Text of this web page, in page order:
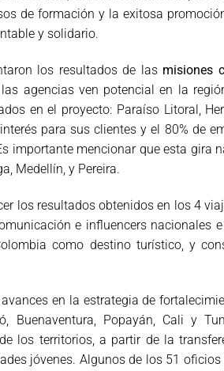
de formación y la exitosa
y solidario.
los resultados de las misiones
agencias ven potencial en la
en el proyecto: Paraíso Litoral,
para sus clientes y el 80% de
importante mencionar que esta gira
Medellín, y Pereira.
los resultados obtenidos en los 4
e influencers nacionales
como destino turístico, y
en la estrategia de
Buenaventura, Popayán, Cali y
los territorios, a partir de la
jóvenes. Algunos de los 51